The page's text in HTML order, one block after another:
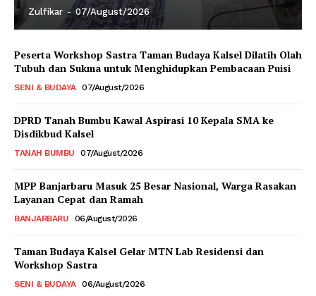
Zulfikar - 07/August/2026
Peserta Workshop Sastra Taman Budaya Kalsel Dilatih Olah
Tubuh dan Sukma untuk Menghidupkan Pembacaan Puisi
SENI & BUDAYA 07/August/2026
DPRD Tanah Bumbu Kawal Aspirasi 10 Kepala SMA ke
Disdikbud Kalsel
TANAH BUMBU 07/August/2026
MPP Banjarbaru Masuk 25 Besar Nasional, Warga Rasakan
Layanan Cepat dan Ramah
BANJARBARU 06/August/2026
Taman Budaya Kalsel Gelar MTN Lab Residensi dan
Workshop Sastra
SENI & BUDAYA 06/August/2026